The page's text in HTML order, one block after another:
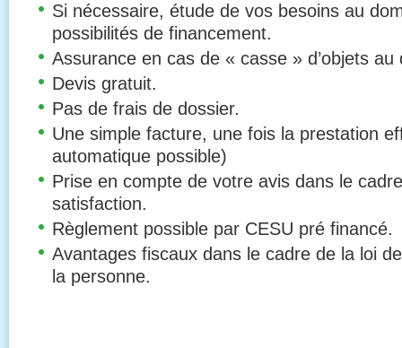
Si nécessaire, étude de vos besoins au
possibilités de financement.
Assurance en cas de « casse » d’objets au
Devis gratuit.
Pas de frais de dossier.
Une simple facture, une fois la prestation
automatique possible)
Prise en compte de votre avis dans le
satisfaction.
Règlement possible par CESU pré financé.
Avantages fiscaux dans le cadre de la loi
la personne.